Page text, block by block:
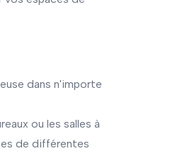
dans n'importe
ou les salles à
de différentes